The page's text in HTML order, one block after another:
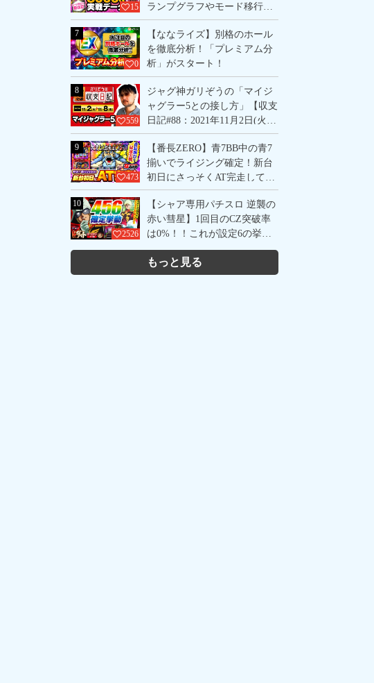
15
ランプグラフやモード移行
率、初当り確率など気になる
挙動をまとめて紹介！
7
0
【ななライズ】別格のホール
を徹底分析！「プレミアム分
析」がスタート！
8
559
ジャグ神ガリぞうの「マイジ
ャグラー5との接し方」【収支
日記#88：2021年11月2日(火)
～11月8日(月)】
9
473
【番長ZERO】青7BB中の青7
揃いでライジング確定！新台
初日にさっそくAT完走してき
ました！
10
2526
【シャア専用パチスロ 逆襲の
赤い彗星】1回目のCZ突破率
は0%！！これが設定6の挙
動？
もっと見る